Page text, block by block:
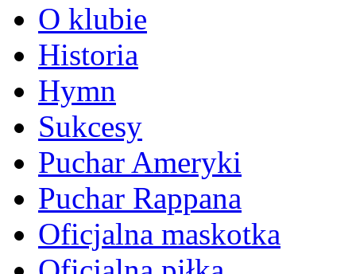
O klubie
Historia
Hymn
Sukcesy
Puchar Ameryki
Puchar Rappana
Oficjalna maskotka